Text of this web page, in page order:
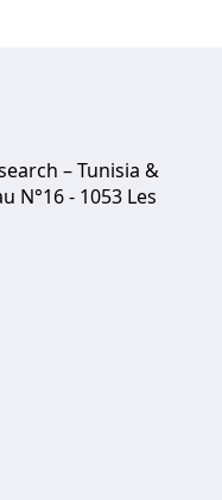
– Tunisia &
N°16 - 1053 Les